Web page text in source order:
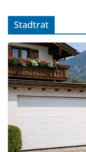
Stadtrat